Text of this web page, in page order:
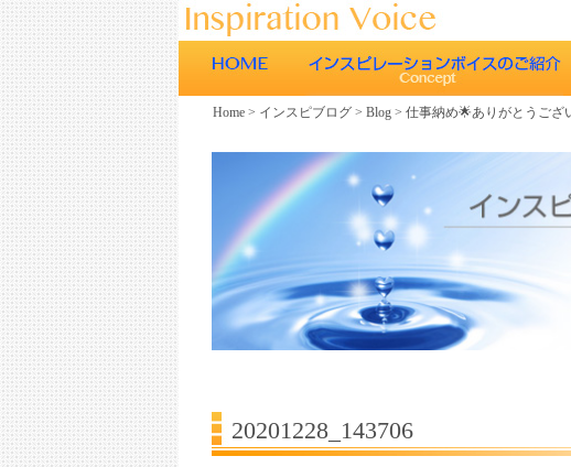
ごあいさつ
インスピレーションボイスの特徴
エネルギーワークとヒーリング効果
エネルギーワークと声との関係
ボイスヒーリング
Home> インスピブログ> Blog> 仕事納め🌟ありがとうござ
20201228_143706